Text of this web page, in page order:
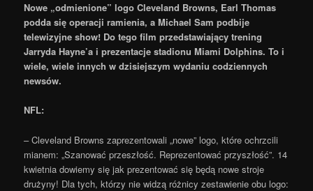
Nowe „odmienione” logo Cleveland Browns, Earl Thomas
podda się operacji ramienia, a Michael Sam podbije
telewizyjne show! Do tego film przedstawiający trening
Jarryda Hayne’a i prezentacje stadionu Miami Dolphins. To i
wiele, wiele innych w dzisiejszym wydaniu codziennych
newsów.
NFL:
– Cleveland Browns zaprezentowali „nowe” logo, które ochrzcili
mianem: „Szanować przeszłość. Reprezentować przyszłość”. 14
kwietnia dowiemy się jak prezentować się będą nowe stroje
drużyny! Dla tych, którzy nie widzą różnicy zestawienie obu logo: